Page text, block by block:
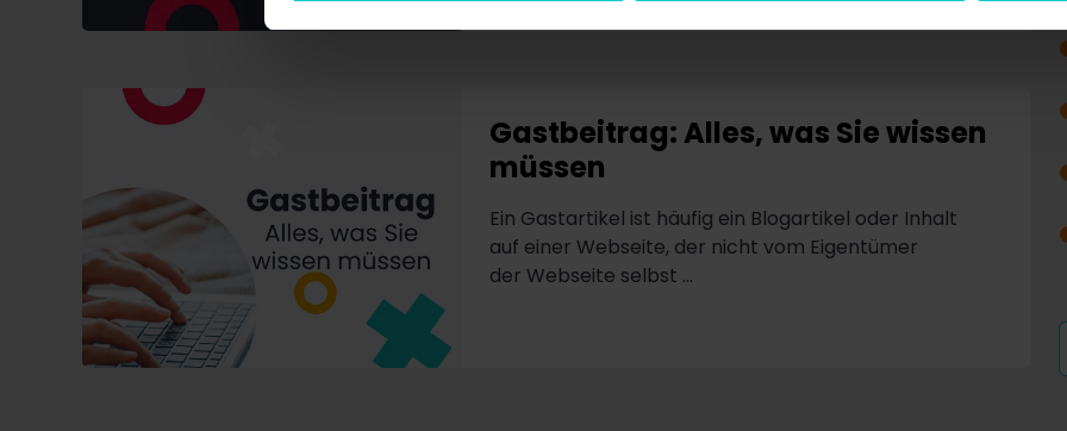
Gastbeitrag: Alles, was Sie wissen
müssen
Ein Gastartikel ist häufig ein Blogartikel oder Inhalt
auf einer Webseite, der nicht vom Eigentümer
der Webseite selbst ...